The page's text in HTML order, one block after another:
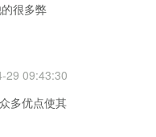
很多弊
29 09:43:30
多优点使其